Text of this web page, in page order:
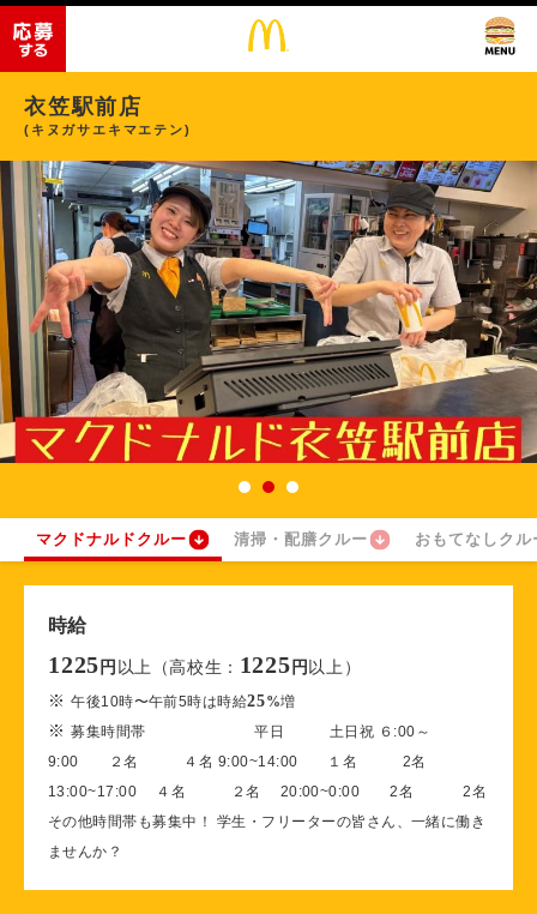
衣笠駅前店
(キヌガサエキマエテン)
マクドナルドクルー 清掃・配膳クルー おもてなしクル
時給
1225 円 以上（高校生： 1225 円 以上）
※午後10時〜午前5時は時給25%増
※募集時間帯 平日 土日祝 ６:00～
9:00 ２名 ４名 9:00~14:00 １名 2名
13:00~17:00 ４名 ２名 20:00~0:00 2名 2名
その他時間帯も募集中！ 学生・フリーターの皆さん、一緒に働き
ませんか？